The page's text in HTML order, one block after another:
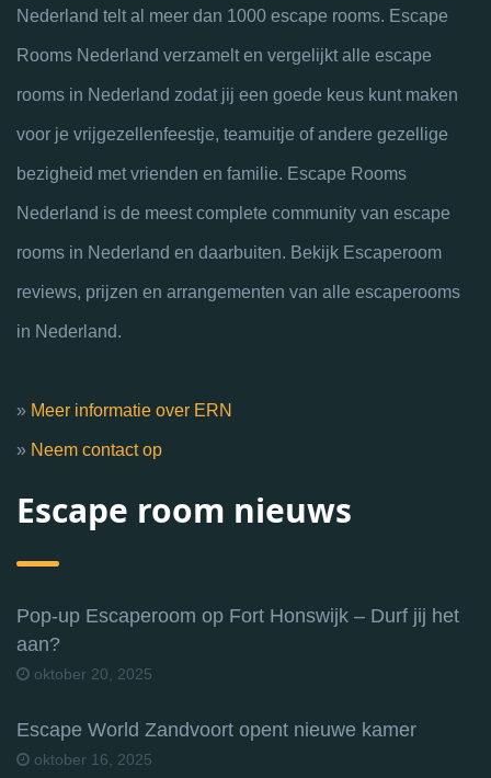
Nederland telt al meer dan 1000 escape rooms. Escape
Rooms Nederland verzamelt en vergelijkt alle escape
rooms in Nederland zodat jij een goede keus kunt maken
voor je vrijgezellenfeestje, teamuitje of andere gezellige
bezigheid met vrienden en familie. Escape Rooms
Nederland is de meest complete community van escape
rooms in Nederland en daarbuiten. Bekijk Escaperoom
reviews, prijzen en arrangementen van alle escaperooms
in Nederland.
» Meer informatie over ERN
» Neem contact op
Escape room nieuws
Pop-up Escaperoom op Fort Honswijk – Durf jij het
aan?
oktober 20, 2025
Escape World Zandvoort opent nieuwe kamer
oktober 16, 2025